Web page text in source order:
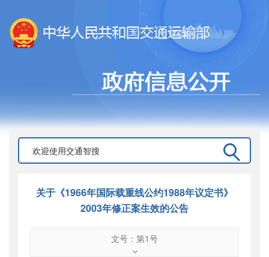
关于《1966年国际载重线公约1988年议定书》
2003年修正案生效的公告
文号：第1号